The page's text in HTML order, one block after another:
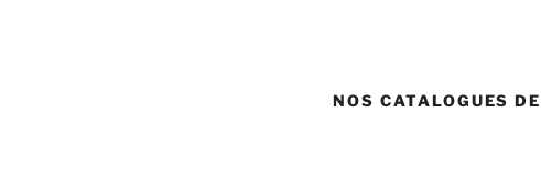
NOS CATALOGUES